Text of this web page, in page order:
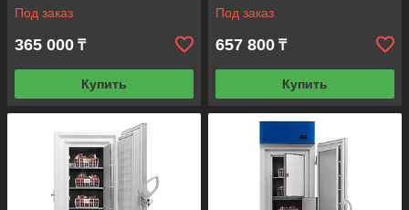
Под заказ
365 000 ₸
Купить
Под заказ
657 800 ₸
Купить